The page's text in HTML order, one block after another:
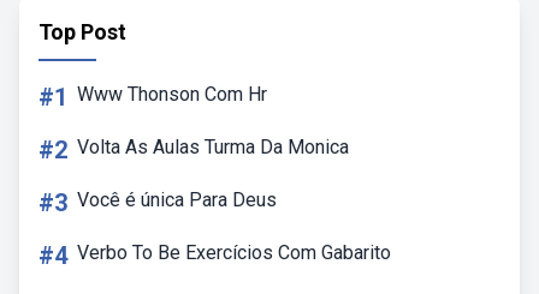
Top Post
#1 Www Thonson Com Hr
#2 Volta As Aulas Turma Da Monica
#3 Você é única Para Deus
#4 Verbo To Be Exercícios Com Gabarito